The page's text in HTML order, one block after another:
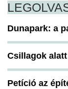
Dunapark: a
Csillagok
Petíció az